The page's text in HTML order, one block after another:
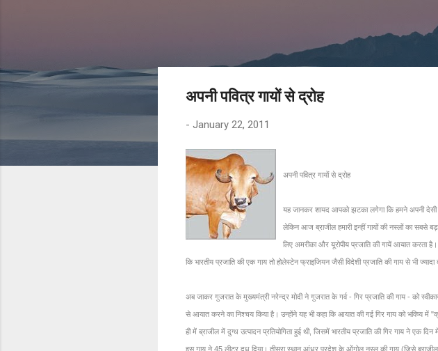
अपनी पवित्र गायों से द्रोह
- January 22, 2011
अपनी पवित्र गायों से द्रोह
यह जानकर शायद आपको झटका लगेगा कि हमने अपनी देसी
लेकिन आज ब्राजील हमारी इन्हीं गायों की नस्लों का सबसे
लिए अमरीका और यूरोपीय प्रजाति की गायें आयात करता
कि भारतीय प्रजाति की एक गाय तो होलेस्टेन फ्राइजियन जैसी विदेशी प्रजाति की गाय से भी
अब जाकर गुजरात के मुख्यमंत्री नरेन्द्र मोदी ने गुजरात के गर्व - गिर प्रजाति की गाय - को
से आयात करने का निश्चय किया है। उन्होंने यह भी कहा कि आयात की गई गिर गाय को भविष्य में
ही में ब्राजील में दुग्ध उत्पादन प्रतियोगिता हुई थी, जिसमें भारतीय प्रजाति की गिर गाय ने एक
इस गाय ने 45 लीटर दूध दिया। तीसरा स्थान आंध्र प्रदेश के ओंगोल नस्ल की गाय (जिसे